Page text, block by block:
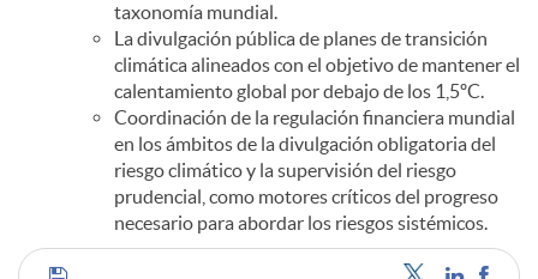
taxonomía mundial.
La divulgación pública de planes de transición
climática alineados con el objetivo de mantener el
calentamiento global por debajo de los 1,5ºC.
Coordinación de la regulación financiera mundial
en los ámbitos de la divulgación obligatoria del
riesgo climático y la supervisión del riesgo
prudencial, como motores críticos del progreso
necesario para abordar los riesgos sistémicos.